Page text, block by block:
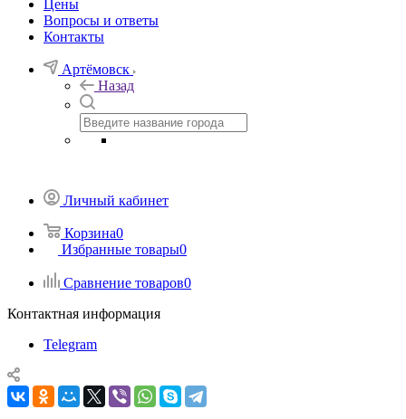
Цены
Вопросы и ответы
Контакты
Артёмовск
Назад
Личный кабинет
Корзина0
Избранные товары0
Сравнение товаров0
Контактная информация
Telegram